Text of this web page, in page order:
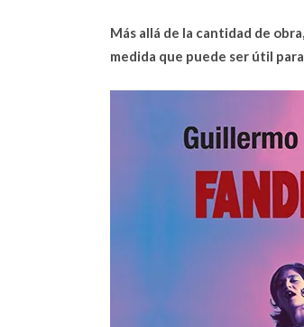
Más allá de la cantidad de
medida que puede ser útil